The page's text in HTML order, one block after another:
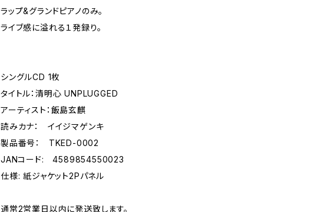
ラップ&グランドピアノのみ。
ライブ感に溢れる１発録り。
シングルCD 1枚
タイトル：清明心 UNPLUGGED
アーティスト：飯島玄麒
読みカナ： イイジマゲンキ
製品番号： TKED-0002
JANコード: 4589854550023
仕様: 紙ジャケット2Pパネル
通常2営業日以内に発送致します。